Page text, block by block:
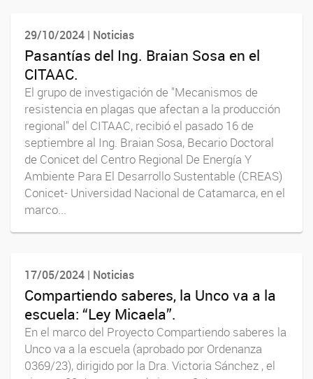
29/10/2024 | Noticias
Pasantías del Ing. Braian Sosa en el
CITAAC.
El grupo de investigación de "Mecanismos de
resistencia en plagas que afectan a la producción
regional" del CITAAC, recibió el pasado 16 de
septiembre al Ing. Braian Sosa, Becario Doctoral
de Conicet del Centro Regional De Energía Y
Ambiente Para El Desarrollo Sustentable (CREAS)
Conicet- Universidad Nacional de Catamarca, en el
marco...
17/05/2024 | Noticias
Compartiendo saberes, la Unco va a la
escuela: “Ley Micaela”.
En el marco del Proyecto Compartiendo saberes la
Unco va a la escuela (aprobado por Ordenanza
0369/23), dirigido por la Dra. Victoria Sánchez , el